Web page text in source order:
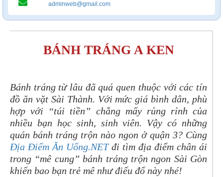
adminweb@gmail.com
BÁNH TRÁNG A KEN
Bánh tráng từ lâu đã quá quen thuộc với các tín
đồ ăn vặt Sài Thành. Với mức giá bình dân, phù
hợp với “túi tiền” chẳng mấy rủng rỉnh của
nhiều bạn học sinh, sinh viên. Vậy có những
quán bánh tráng trộn nào ngon ở quận 3? Cùng
Địa Điểm Ăn Uống.NETđi tìm địa điểm chân ái
trong “mê cung” bánh tráng trộn ngon Sài Gòn
khiến bao bạn trẻ mê như điếu đổ này nhé!